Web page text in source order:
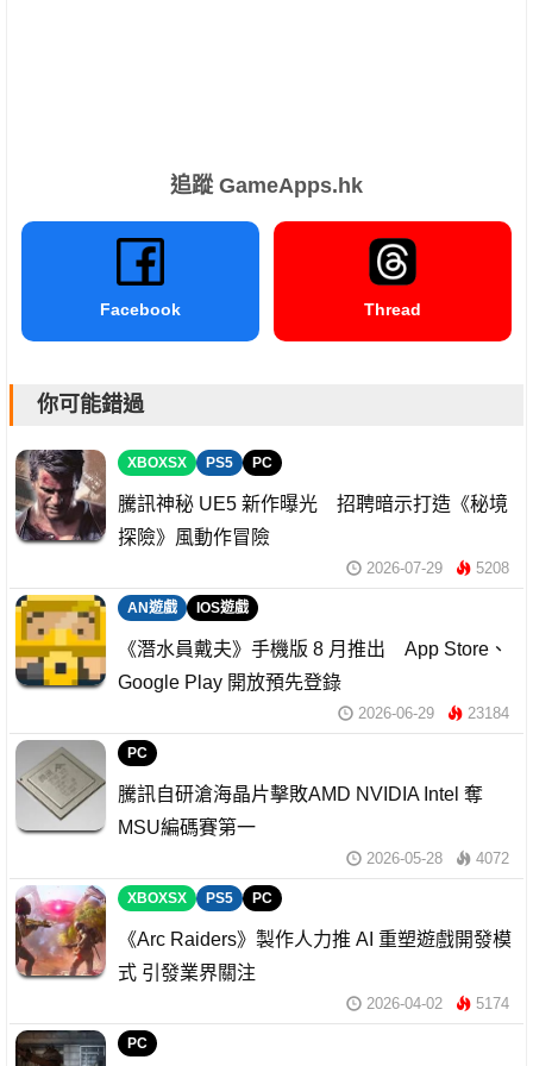
追蹤 GameApps.hk
Facebook Thread
你可能錯過
XBOXSX PS5 PC
騰訊神秘 UE5 新作曝光 招聘暗示打造《秘境
探險》風動作冒險
2026-07-29 5208
AN遊戲 IOS遊戲
《潛水員戴夫》手機版 8 月推出 App Store、
Google Play 開放預先登錄
2026-06-29 23184
PC
騰訊自研滄海晶片擊敗AMD NVIDIA Intel 奪
MSU編碼賽第一
2026-05-28 4072
XBOXSX PS5 PC
《Arc Raiders》製作人力推 AI 重塑遊戲開發模
式 引發業界關注
2026-04-02 5174
PC